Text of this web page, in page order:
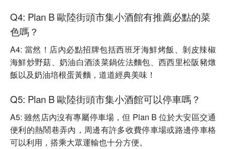
Q4: Plan B 歐陸街頭市集小酒館有推薦必點的菜
色嗎？
A4: 當然！店內必點招牌包括西班牙海鮮烤飯、剝皮辣椒
海鮮炒野菇、奶油白酒淡菜鍋佐法麵包、西西里松阪豬燉
飯以及奶油培根蛋黃麵，道道經典美味！
Q5: Plan B 歐陸街頭市集小酒館可以停車嗎？
A5: 雖然店內沒有專屬停車場，但 Plan B 位於大安區交通
便利的熱鬧巷弄內，周邊有許多收費停車場或路邊停車格
可以利用，搭乘大眾運輸也十分方便。